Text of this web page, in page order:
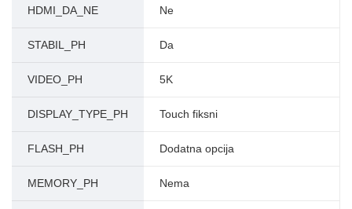
HDMI_DA_NE Ne
STABIL_PH Da
VIDEO_PH 5K
DISPLAY_TYPE_PH Touch fiksni
FLASH_PH Dodatna opcija
MEMORY_PH Nema